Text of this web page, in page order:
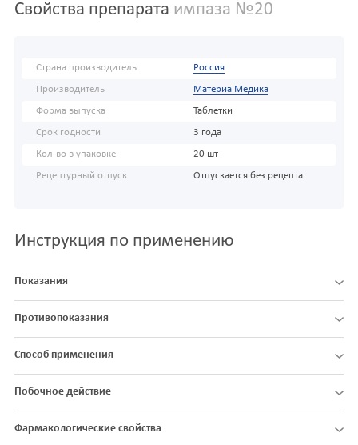
Свойства препарата импаза №20
Страна производитель Россия
Производитель Материа Медика
Форма выпуска Таблетки
Срок годности 3 года
Кол-во в упаковке 20 шт
Рецептурный отпуск Отпускается без рецепта
Инструкция по применению
Показания
Противопоказания
Способ применения
Побочное действие
Фармакологические свойства